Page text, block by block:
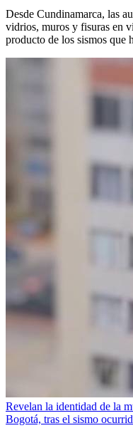
Desde Cundinamarca, las
vidrios, muros y fisuras en
producto de los sismos que
Revelan la identidad de la
Bogotá, tras el sismo